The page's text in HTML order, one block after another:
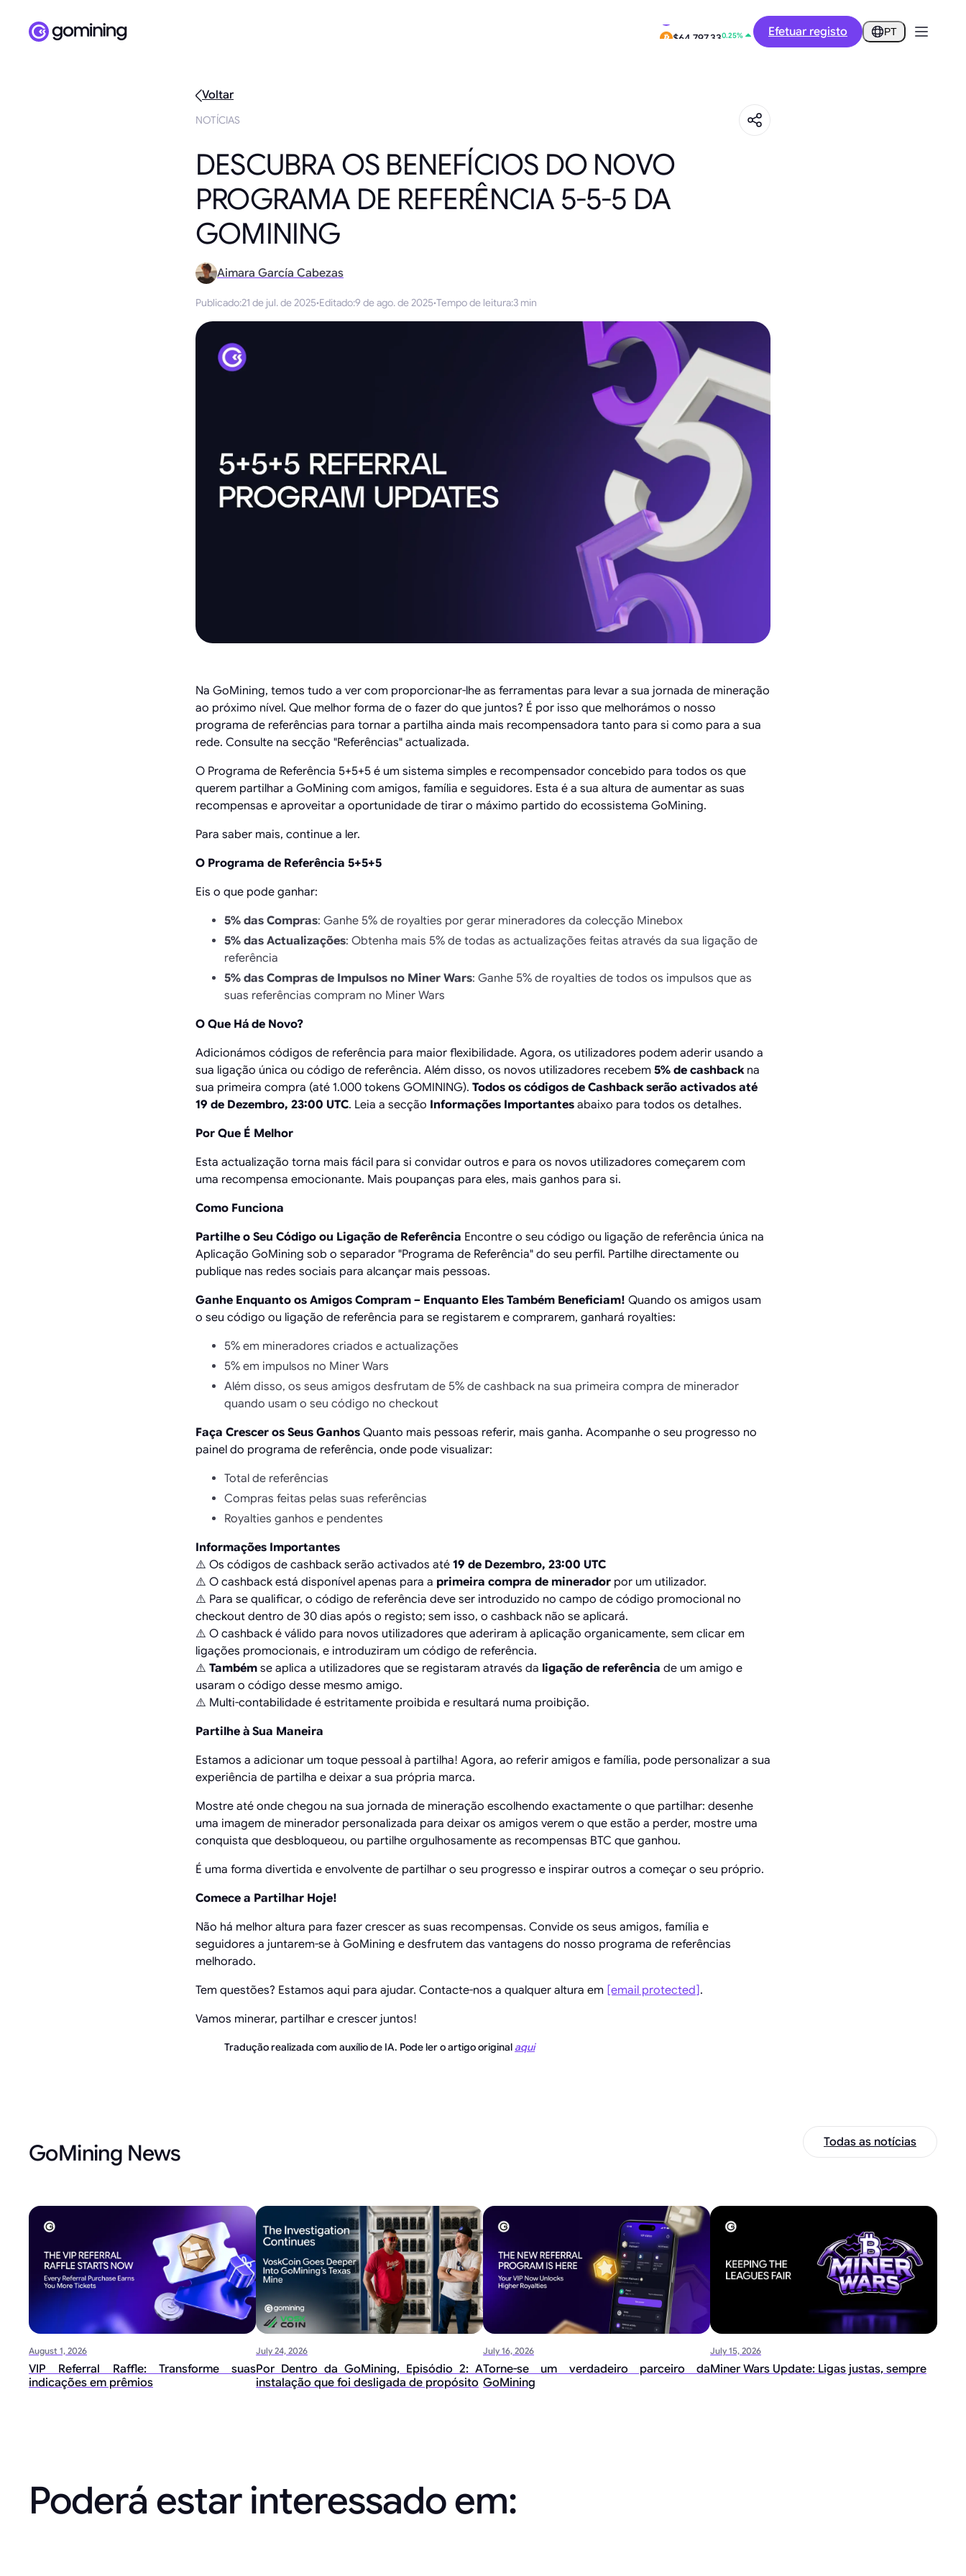
$0.2873 Efetuar registo PT
Voltar
NOTÍCIAS
DESCUBRA OS BENEFÍCIOS DO NOVO
PROGRAMA DE REFERÊNCIA 5-5-5 DA
GOMINING
Aimara García Cabezas
Publicado:21 de jul. de 2025·Editado:9 de ago. de 2025·Tempo de leitura:3 min
Na GoMining, temos tudo a ver com proporcionar-lhe as ferramentas para levar a sua jornada de mineração
ao próximo nível. Que melhor forma de o fazer do que juntos? É por isso que melhorámos o nosso
programa de referências para tornar a partilha ainda mais recompensadora tanto para si como para a sua
rede. Consulte na secção "Referências" actualizada.
O Programa de Referência 5+5+5 é um sistema simples e recompensador concebido para todos os que
querem partilhar a GoMining com amigos, família e seguidores. Esta é a sua altura de aumentar as suas
recompensas e aproveitar a oportunidade de tirar o máximo partido do ecossistema GoMining.
Para saber mais, continue a ler.
O Programa de Referência 5+5+5
Eis o que pode ganhar:
5% das Compras: Ganhe 5% de royalties por gerar mineradores da colecção Minebox
5% das Actualizações: Obtenha mais 5% de todas as actualizações feitas através da sua ligação de
referência
5% das Compras de Impulsos no Miner Wars: Ganhe 5% de royalties de todos os impulsos que as
suas referências compram no Miner Wars
O Que Há de Novo?
Adicionámos códigos de referência para maior flexibilidade. Agora, os utilizadores podem aderir usando a
sua ligação única ou código de referência. Além disso, os novos utilizadores recebem 5% de cashbackna
sua primeira compra (até 1.000 tokens GOMINING). Todos os códigos de Cashback serão activados até
19 de Dezembro, 23:00 UTC. Leia a secção Informações Importantes abaixo para todos os detalhes.
Por Que É Melhor
Esta actualização torna mais fácil para si convidar outros e para os novos utilizadores começarem com
uma recompensa emocionante. Mais poupanças para eles, mais ganhos para si.
Como Funciona
Partilhe o Seu Código ou Ligação de Referência Encontre o seu código ou ligação de referência única na
Aplicação GoMining sob o separador "Programa de Referência" do seu perfil. Partilhe directamente ou
publique nas redes sociais para alcançar mais pessoas.
Ganhe Enquanto os Amigos Compram – Enquanto Eles Também Beneficiam! Quando os amigos usam
o seu código ou ligação de referência para se registarem e comprarem, ganhará royalties:
5% em mineradores criados e actualizações
5% em impulsos no Miner Wars
Além disso, os seus amigos desfrutam de 5% de cashback na sua primeira compra de minerador
quando usam o seu código no checkout
Faça Crescer os Seus Ganhos Quanto mais pessoas referir, mais ganha. Acompanhe o seu progresso no
painel do programa de referência, onde pode visualizar:
Total de referências
Compras feitas pelas suas referências
Royalties ganhos e pendentes
Informações Importantes
⚠️ Os códigos de cashback serão activados até 19 de Dezembro, 23:00 UTC
⚠️ O cashback está disponível apenas para a primeira compra de minerador por um utilizador.
⚠️ Para se qualificar, o código de referência deve ser introduzido no campo de código promocional no
checkout dentro de 30 dias após o registo; sem isso, o cashback não se aplicará.
⚠️ O cashback é válido para novos utilizadores que aderiram à aplicação organicamente, sem clicar em
ligações promocionais, e introduziram um código de referência.
⚠️ Também se aplica a utilizadores que se registaram através da ligação de referência de um amigo e
usaram o código desse mesmo amigo.
⚠️ Multi-contabilidade é estritamente proibida e resultará numa proibição.
Partilhe à Sua Maneira
Estamos a adicionar um toque pessoal à partilha! Agora, ao referir amigos e família, pode personalizar a sua
experiência de partilha e deixar a sua própria marca.
Mostre até onde chegou na sua jornada de mineração escolhendo exactamente o que partilhar: desenhe
uma imagem de minerador personalizada para deixar os amigos verem o que estão a perder, mostre uma
conquista que desbloqueou, ou partilhe orgulhosamente as recompensas BTC que ganhou.
É uma forma divertida e envolvente de partilhar o seu progresso e inspirar outros a começar o seu próprio.
Comece a Partilhar Hoje!
Não há melhor altura para fazer crescer as suas recompensas. Convide os seus amigos, família e
seguidores a juntarem-se à GoMining e desfrutem das vantagens do nosso programa de referências
melhorado.
Tem questões? Estamos aqui para ajudar. Contacte-nos a qualquer altura em [email protected] .
Vamos minerar, partilhar e crescer juntos!
Tradução realizada com auxílio de IA. Pode ler o artigo original aqui
GoMining News Todas as notícias
August 1, 2026
VIP Referral Raffle: Transforme suas
indicações em prêmios
July 24, 2026
Por Dentro da GoMining, Episódio 2: A
instalação que foi desligada de propósito
July 16, 2026
Torne-se um verdadeiro parceiro da
GoMining
July 15, 2026
Miner Wars Update: Ligas justas, sempre
Poderá estar interessado em: